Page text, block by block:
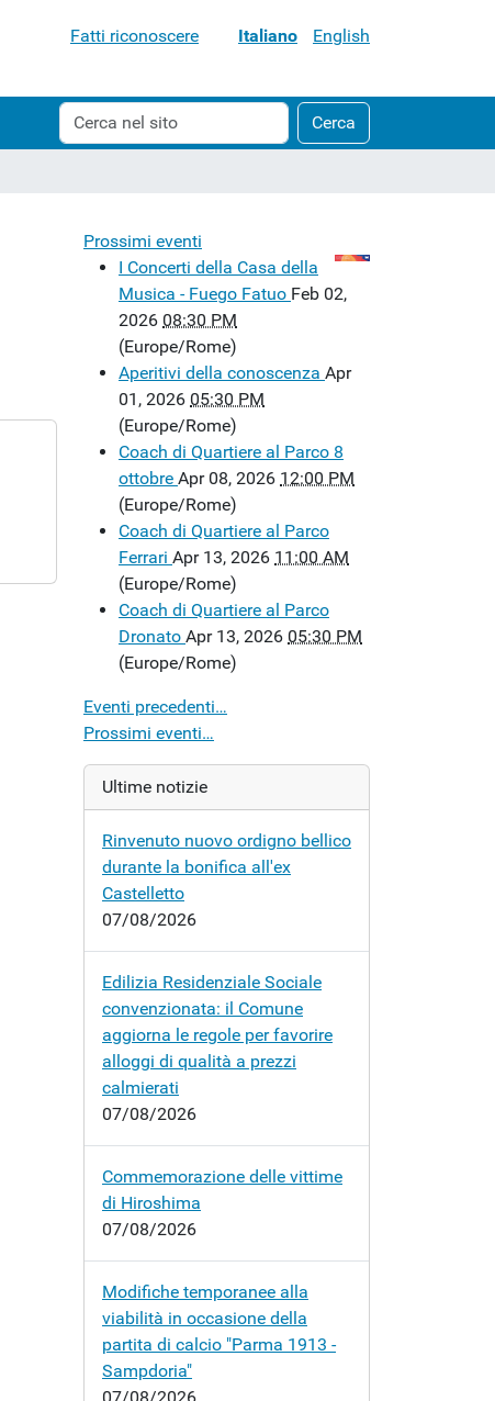
Fatti riconoscere Italiano English
Cerca
nel
Cerca
Ricerca
avanzata…
Prossimi eventi
I Concerti della Casa della
Musica - Fuego Fatuo Feb 02,
2026 08:30 PM
(Europe/Rome)
Aperitivi della conoscenza Apr
01, 2026 05:30 PM
(Europe/Rome)
Coach di Quartiere al Parco 8
ottobre Apr 08, 2026 12:00 PM
(Europe/Rome)
Coach di Quartiere al Parco
Ferrari Apr 13, 2026 11:00 AM
(Europe/Rome)
Coach di Quartiere al Parco
Dronato Apr 13, 2026 05:30 PM
(Europe/Rome)
Eventi precedenti…
Prossimi eventi…
Ultime notizie
Rinvenuto nuovo ordigno bellico
durante la bonifica all'ex
Castelletto
07/08/2026
Edilizia Residenziale Sociale
convenzionata: il Comune
aggiorna le regole per favorire
alloggi di qualità a prezzi
calmierati
07/08/2026
Commemorazione delle vittime
di Hiroshima
07/08/2026
Modifiche temporanee alla
viabilità in occasione della
partita di calcio "Parma 1913 -
Sampdoria"